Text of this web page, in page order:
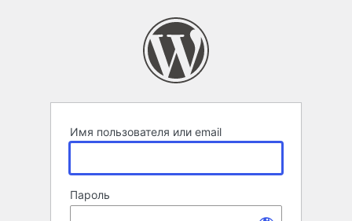
Имя пользователя или email
Пароль